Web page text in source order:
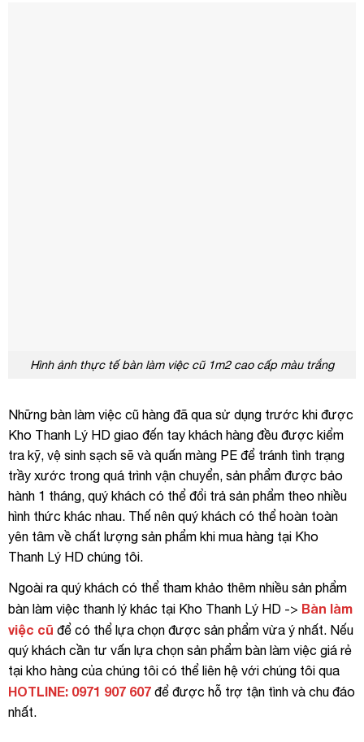
Hình ảnh thực tế bàn làm việc cũ 1m2 cao cấp màu trắng
Những bàn làm việc cũ hàng đã qua sử dụng trước khi được
Kho Thanh Lý HD giao đến tay khách hàng đều được kiểm
tra kỹ, vệ sinh sạch sẽ và quấn màng PE để tránh tình trạng
trầy xước trong quá trình vận chuyển, sản phẩm được bảo
hành 1 tháng, quý khách có thể đổi trả sản phẩm theo nhiều
hình thức khác nhau. Thế nên quý khách có thể hoàn toàn
yên tâm về chất lượng sản phẩm khi mua hàng tại Kho
Thanh Lý HD chúng tôi.
Ngoài ra quý khách có thể tham khảo thêm nhiều sản phẩm
bàn làm việc thanh lý khác tại Kho Thanh Lý HD -> Bàn làm
việc cũ để có thể lựa chọn được sản phẩm vừa ý nhất. Nếu
quý khách cần tư vấn lựa chọn sản phẩm bàn làm việc giá rẻ
tại kho hàng của chúng tôi có thể liên hệ với chúng tôi qua
HOTLINE: 0971 907 607 để được hỗ trợ tận tình và chu đáo
nhất.